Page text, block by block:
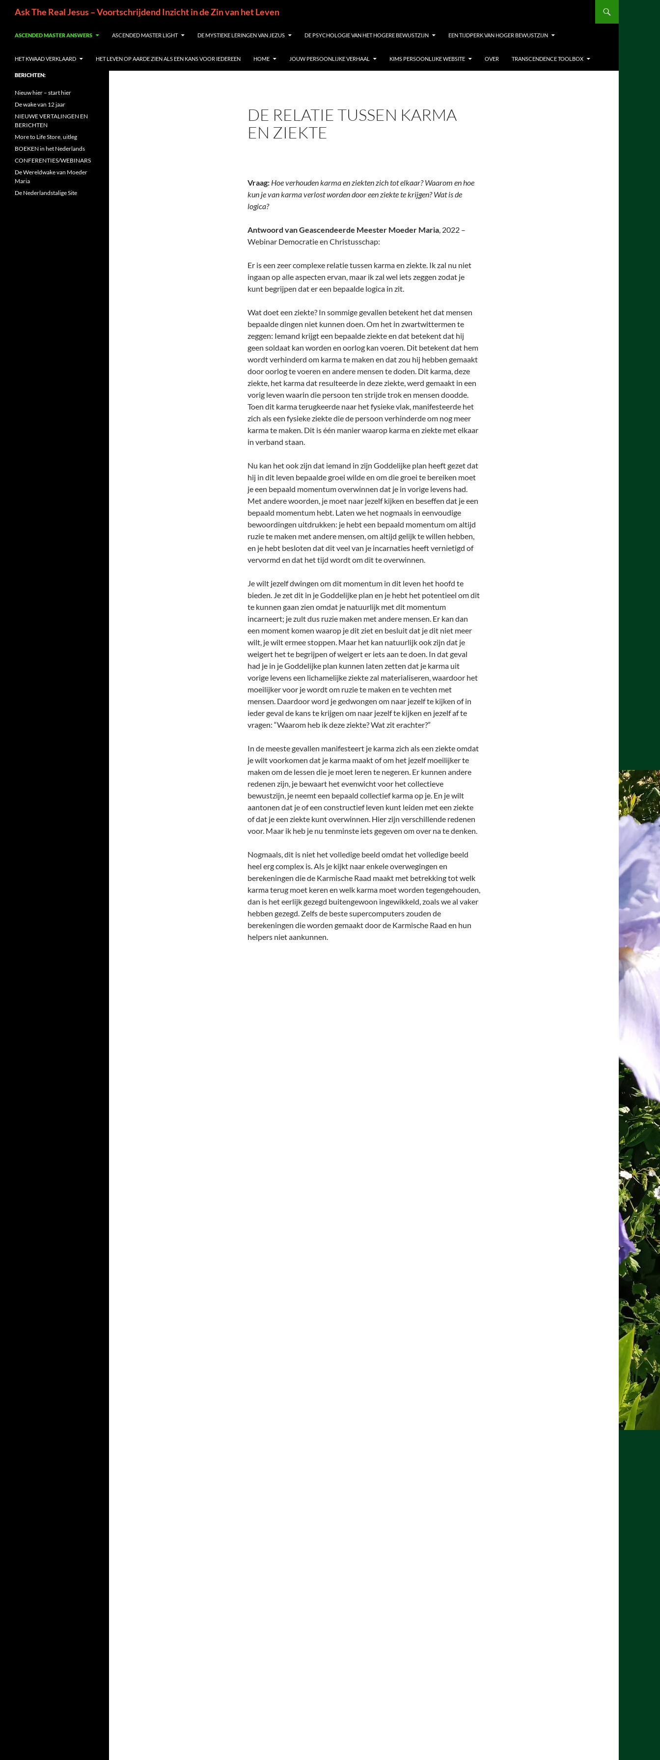
inhoud
Ask The Real Jesus – Voortschrijdend Inzicht in de Zin van het Leven
ASCENDED MASTER ANSWERS ASCENDED MASTER LIGHT DE MYSTIEKE LERINGEN VAN JEZUS DE PSYCHOLOGIE VAN HET HOGERE BEWUSTZIJN EEN TIJDPERK VAN HOGER BEWUSTZIJN
HET KWAAD VERKLAARD HET LEVEN OP AARDE ZIEN ALS EEN KANS VOOR IEDEREEN HOME JOUW PERSOONLIJKE VERHAAL KIMS PERSOONLIJKE WEBSITE OVER TRANSCENDENCE TOOLBOX
DE RELATIE TUSSEN KARMA
EN ZIEKTE
Vraag: Hoe verhouden karma en ziekten zich tot elkaar? Waarom en hoe
kun je van karma verlostwordendoor een ziekte te krijgen? Wat is de
logica?
Antwoord van Geascendeerde Meester Moeder Maria, 2022 –
Webinar Democratie en Christusschap:
Er is een zeer complexe relatie tussen karma en ziekte. Ik zal nu niet
ingaan op alle aspecten ervan, maar ik zal wel iets zeggen zodat je
kunt begrijpen dat er een bepaalde logica in zit.
Wat doet een ziekte? In sommige gevallen betekent het dat mensen
bepaalde dingen niet kunnen doen. Om het in zwartwittermen te
zeggen: Iemand krijgt een bepaalde ziekte en dat betekent dat hij
geen soldaat kan worden en oorlog kan voeren. Dit betekent dat hem
wordt verhinderd om karma te maken en dat zou hij hebben gemaakt
door oorlog te voeren en andere mensen te doden. Dit karma, deze
ziekte, het karma dat resulteerde in deze ziekte, werd gemaakt in een
vorig leven waarin die persoon ten strijde trok en mensen doodde.
Toen dit karma terugkeerde naar het fysieke vlak, manifesteerde het
zich als een fysieke ziekte die de persoon verhinderde om nog meer
karma te maken. Dit is één manier waarop karma en ziekte met elkaar
in verband staan.
Nu kan het ook zijn dat iemand in zijn Goddelijke plan heeft gezet dat
hij in dit leven bepaalde groei wilde en om die groei te bereiken moet
je een bepaald momentum overwinnen dat je in vorige levens had.
Met andere woorden, je moet naar jezelf kijken en beseffen dat je een
bepaald momentum hebt. Laten we het nogmaals in eenvoudige
bewoordingen uitdrukken: je hebt een bepaald momentum om altijd
ruzie te maken met andere mensen, om altijd gelijk te willen hebben,
en je hebt besloten dat dit veel van je incarnaties heeft vernietigd of
vervormd en dat het tijd wordt om dit te overwinnen.
Je wilt jezelf dwingen om dit momentum in dit leven het hoofd te
bieden. Je zet dit in je Goddelijke plan en je hebt het potentieel om dit
te kunnen gaan zien omdat je natuurlijk met dit momentum
incarneert; je zult dus ruzie maken met andere mensen. Er kan dan
een moment komen waarop je dit ziet en besluit dat je dit niet meer
wilt, je wilt ermee stoppen. Maar het kan natuurlijk ook zijn dat je
weigert het te begrijpen of weigert er iets aan te doen. In dat geval
had je in je Goddelijke plan kunnen laten zetten dat je karma uit
vorige levens een lichamelijke ziekte zal materialiseren, waardoor het
moeilijker voor je wordt om ruzie te maken en te vechten met
mensen. Daardoor word je gedwongen om naar jezelf te kijken of in
ieder geval de kans te krijgen om naar jezelf te kijken en jezelf af te
vragen: “Waarom heb ik deze ziekte? Wat zit erachter?”
In de meeste gevallen manifesteert je karma zich als een ziekte omdat
je wilt voorkomen dat je karma maakt of om het jezelf moeilijker te
maken om de lessen die je moet leren te negeren. Er kunnen andere
redenen zijn, je bewaart het evenwicht voor het collectieve
bewustzijn, je neemt een bepaald collectief karma op je. En je wilt
aantonen dat je of een constructief leven kunt leiden met een ziekte
of dat je een ziekte kunt overwinnen. Hier zijn verschillende redenen
voor. Maar ik heb je nu tenminste iets gegeven om over na te denken.
Nogmaals, dit is niet het volledige beeld omdat het volledige beeld
heel erg complex is. Als je kijkt naar enkele overwegingen en
berekeningen die de Karmische Raad maakt met betrekking tot welk
karma terug moet keren en welk karma moet worden tegengehouden,
dan is het eerlijk gezegd buitengewoon ingewikkeld, zoals we al vaker
hebben gezegd. Zelfs de beste supercomputers zouden de
berekeningen die worden gemaakt door de Karmische Raad en hun
helpers niet aankunnen.
BERICHTEN:
Nieuw hier – start hier
De wake van 12 jaar
NIEUWE VERTALINGEN EN
BERICHTEN
More to Life Store, uitleg
BOEKEN in het Nederlands
CONFERENTIES/WEBINARS
De Wereldwake van Moeder
Maria
De Nederlandstalige Site